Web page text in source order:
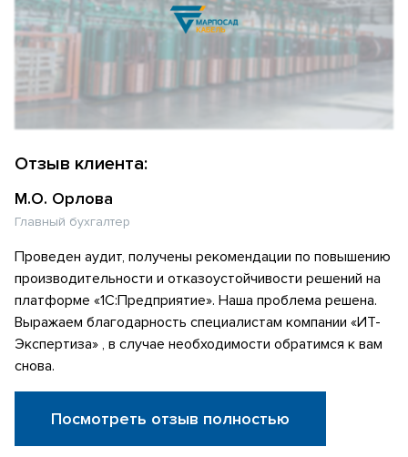
Отзыв клиента:
М.О. Орлова
Главный бухгалтер
Проведен аудит, получены рекомендации по повышению
производительности и отказоустойчивости решений на
платформе «1С:Предприятие». Наша проблема решена.
Выражаем благодарность специалистам компании «ИТ-
Экспертиза» , в случае необходимости обратимся к вам
снова.
Посмотреть отзыв полностью